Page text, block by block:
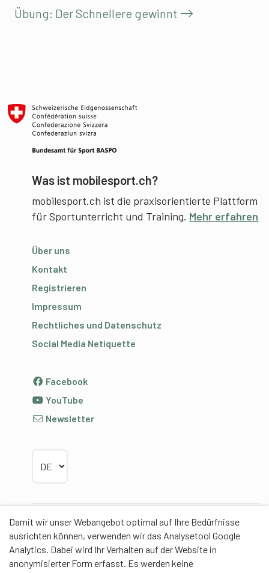
Damit wir unser Webangebot optimal auf Ihre Bedürfnisse
ausrichten können, verwenden wir das Analysetool Google
Analytics. Dabei wird Ihr Verhalten auf der Website in
anonymisierter Form erfasst. Es werden keine
Übung: Der Schnellere gewinnt
Was ist mobilesport.ch?
mobilesport.ch ist die praxisorientierte Plattform
für Sportunterricht und Training. Mehr erfahren
Über uns
Kontakt
Registrieren
Impressum
Rechtliches und Datenschutz
Social Media Netiquette
Facebook
YouTube
Newsletter
Partner